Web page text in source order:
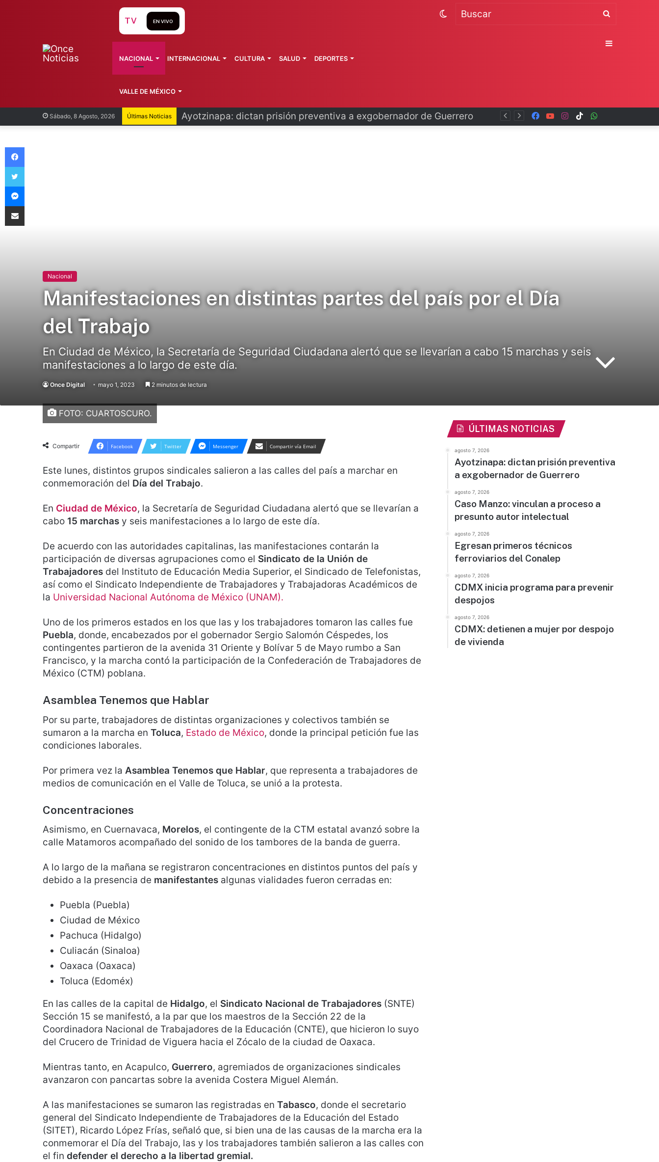
Sábado, 8 Agosto, 2026 Últimas Noticias Infantino se disculpa tras polémico plan de FIFA TikTok
Instagram
YouTube
Facebook
TV EN VIVO
NACIONAL INTERNACIONAL CULTURA SALUD DEPORTES
VALLE DE MÉXICO
Buscar
Switch
Sidebar
Nacional
Manifestaciones en distintas partes del país por el Día
del Trabajo
En Ciudad de México, la Secretaría de Seguridad Ciudadana alertó que se llevarían a cabo 15 marchas y seis
manifestaciones a lo largo de este día.
Once Digital mayo 1, 2023 2 minutos de lectura
FOTO: CUARTOSCURO.
Compartir Facebook Twitter Messenger Compartir vía Email
Este lunes, distintos grupos sindicales salieron a las calles del país a marchar en
conmemoración del Día del Trabajo.
En Ciudad de México, la Secretaría de Seguridad Ciudadana alertó que se llevarían a
cabo 15 marchas y seis manifestaciones a lo largo de este día.
De acuerdo con las autoridades capitalinas, las manifestaciones contarán la
participación de diversas agrupaciones como el Sindicato de la Unión de
Trabajadores del Instituto de Educación Media Superior, el Sindicado de Telefonistas,
así como el Sindicato Independiente de Trabajadores y Trabajadoras Académicos de
la Universidad Nacional Autónoma de México (UNAM).
Uno de los primeros estados en los que las y los trabajadores tomaron las calles fue
Puebla, donde, encabezados por el gobernador Sergio Salomón Céspedes, los
contingentes partieron de la avenida 31 Oriente y Bolívar 5 de Mayo rumbo a San
Francisco, y la marcha contó la participación de la Confederación de Trabajadores de
México (CTM) poblana.
Asamblea Tenemos que Hablar
Por su parte, trabajadores de distintas organizaciones y colectivos también se
sumaron a la marcha en Toluca, Estado de México, donde la principal petición fue las
condiciones laborales.
Por primera vez la Asamblea Tenemos que Hablar, que representa a trabajadores de
medios de comunicación en el Valle de Toluca, se unió a la protesta.
Concentraciones
Asimismo, en Cuernavaca, Morelos, el contingente de la CTM estatal avanzó sobre la
calle Matamoros acompañado del sonido de los tambores de la banda de guerra.
A lo largo de la mañana se registraron concentraciones en distintos puntos del país y
debido a la presencia de manifestantes algunas vialidades fueron cerradas en:
Puebla (Puebla)
Ciudad de México
Pachuca (Hidalgo)
Culiacán (Sinaloa)
Oaxaca (Oaxaca)
Toluca (Edoméx)
En las calles de la capital de Hidalgo, el Sindicato Nacional de Trabajadores (SNTE)
Sección 15 se manifestó, a la par que los maestros de la Sección 22 de la
Coordinadora Nacional de Trabajadores de la Educación (CNTE), que hicieron lo suyo
del Crucero de Trinidad de Viguera hacia el Zócalo de la ciudad de Oaxaca.
Mientras tanto, en Acapulco, Guerrero, agremiados de organizaciones sindicales
avanzaron con pancartas sobre la avenida Costera Miguel Alemán.
A las manifestaciones se sumaron las registradas en Tabasco, donde el secretario
general del Sindicato Independiente de Trabajadores de la Educación del Estado
(SITET), Ricardo López Frías, señaló que, si bien una de las causas de la marcha era la
conmemorar el Día del Trabajo, las y los trabajadores también salieron a las calles con
el fin defender el derecho a la libertad gremial.
ÚLTIMAS NOTICIAS
agosto 7, 2026
Ayotzinapa: dictan prisión preventiva
a exgobernador de Guerrero
agosto 7, 2026
Caso Manzo: vinculan a proceso a
presunto autor intelectual
agosto 7, 2026
Egresan primeros técnicos
ferroviarios del Conalep
agosto 7, 2026
CDMX inicia programa para prevenir
despojos
agosto 7, 2026
CDMX: detienen a mujer por despojo
de vivienda
Facebook
Twitter
Messenger
Compartir vía Email